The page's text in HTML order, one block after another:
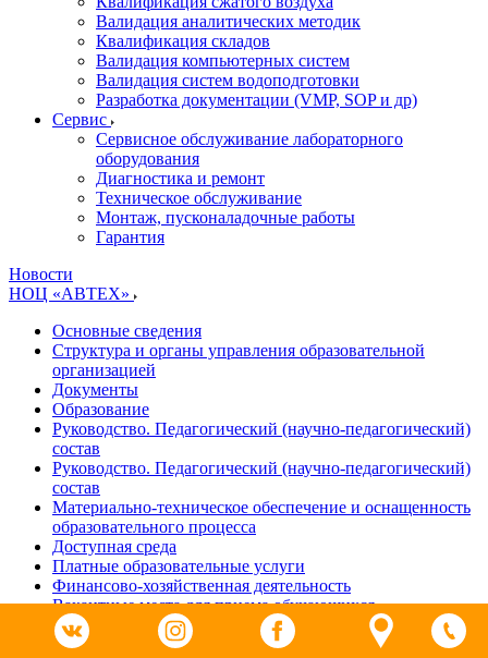
Валидация аналитических методик
Квалификация складов
Валидация компьютерных систем
Валидация систем водоподготовки
Разработка документации (VMP, SOP и др)
Cервис
Сервисное обслуживание лабораторного
оборудования
Диагностика и ремонт
Техническое обслуживание
Монтаж, пусконаладочные работы
Гарантия
Новости
НОЦ «АВТЕХ»
Основные сведения
Структура и органы управления образовательной
организацией
Документы
Образование
Руководство. Педагогический (научно-педагогический)
состав
Руководство. Педагогический (научно-педагогический)
состав
Материально-техническое обеспечение и оснащенность
образовательного процесса
Доступная среда
Платные образовательные услуги
Финансово-хозяйственная деятельность
Вакантные места для приема обучающихся
Отзывы
Календарь мероприятий